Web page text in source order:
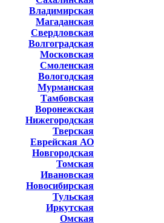
Владимирская
Магаданская
Свердловская
Волгоградская
Московская
Смоленская
Вологодская
Мурманская
Тамбовская
Воронежская
Нижегородская
Тверская
Еврейская АО
Новгородская
Томская
Ивановская
Новосибирская
Тульская
Иркутская
Омская